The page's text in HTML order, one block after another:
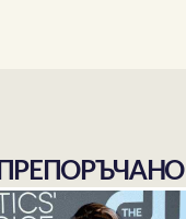
ПРЕПОРЪЧАНО